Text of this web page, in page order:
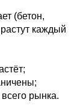
(бетон,
каждый
рынка.